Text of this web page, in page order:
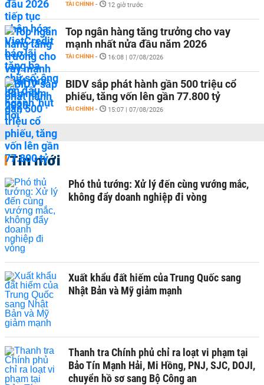
TÀI CHÍNH - 12 giờ trước
Top ngân hàng tăng trưởng cho vay
mạnh nhất nửa đầu năm 2026
TÀI CHÍNH - 16:08 | 07/08/2026
BIDV sắp phát hành gần 500 triệu cổ
phiếu, tăng vốn lên gần 77.800 tỷ
TÀI CHÍNH - 15:07 | 07/08/2026
Tin mới
Phó thủ tướng: Xử lý đến cùng vướng mắc,
không đẩy doanh nghiệp đi vòng
Xuất khẩu đất hiếm của Trung Quốc sang
Nhật Bản và Mỹ giảm mạnh
Thanh tra Chính phủ chỉ ra loạt vi phạm tại
Bảo Tín Mạnh Hải, Mi Hồng, PNJ, SJC, DOJI,
chuyển hồ sơ sang Bộ Công an